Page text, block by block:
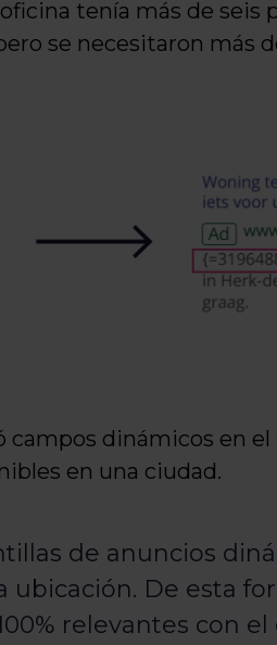
tenía más de seis
se necesitaron más
campos dinámicos en
en una ciudad.
de anuncios
ubicación. De esta
relevantes con